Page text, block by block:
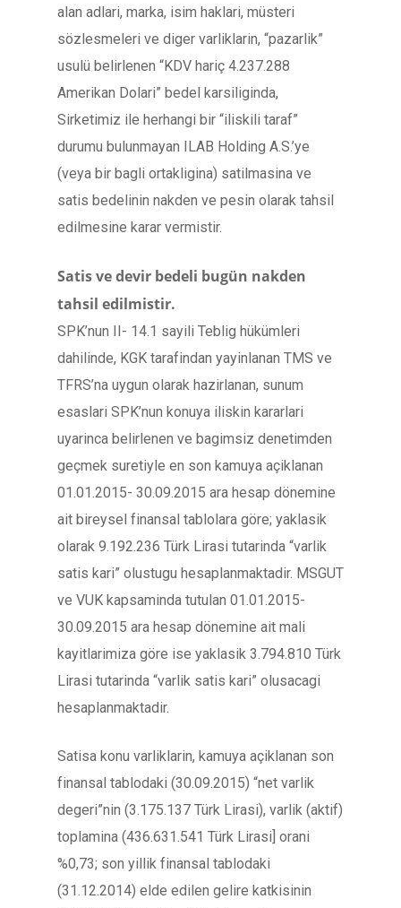
alan adlari, marka, isim haklari, müsteri
sözlesmeleri ve diger varliklarin, “pazarlik”
usulü belirlenen “KDV hariç 4.237.288
Amerikan Dolari” bedel karsiliginda,
Sirketimiz ile herhangi bir “iliskili taraf”
durumu bulunmayan ILAB Holding A.S.’ye
(veya bir bagli ortakligina) satilmasina ve
satis bedelinin nakden ve pesin olarak tahsil
edilmesine karar vermistir.
Satis ve devir bedeli bugün nakden
tahsil edilmistir.
SPK’nun II- 14.1 sayili Teblig hükümleri
dahilinde, KGK tarafindan yayinlanan TMS ve
TFRS’na uygun olarak hazirlanan, sunum
esaslari SPK’nun konuya iliskin kararlari
uyarinca belirlenen ve bagimsiz denetimden
geçmek suretiyle en son kamuya açiklanan
01.01.2015- 30.09.2015 ara hesap dönemine
ait bireysel finansal tablolara göre; yaklasik
olarak 9.192.236 Türk Lirasi tutarinda “varlik
satis kari” olustugu hesaplanmaktadir. MSGUT
ve VUK kapsaminda tutulan 01.01.2015-
30.09.2015 ara hesap dönemine ait mali
kayitlarimiza göre ise yaklasik 3.794.810 Türk
Lirasi tutarinda “varlik satis kari” olusacagi
hesaplanmaktadir.
Satisa konu varliklarin, kamuya açiklanan son
finansal tablodaki (30.09.2015) “net varlik
degeri”nin (3.175.137 Türk Lirasi), varlik (aktif)
toplamina (436.631.541 Türk Lirasi] orani
%0,73; son yillik finansal tablodaki
(31.12.2014) elde edilen gelire katkisinin